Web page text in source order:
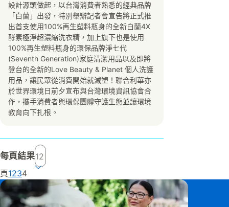
設計源頭做起，以台灣消費者熟悉的經典品牌
「白蘭」出發，特別舉辦記者會宣告將正式推
出首支使用100%再生塑料瓶身的全新白蘭4X
酵素極淨超濃縮洗衣精，加上旗下也是使用
100%再生塑料瓶身的環保品牌淨七代
(Seventh Generation)家庭清潔用品以及即將
登台的全新的Love Beauty & Planet 個人洗護
用品，讓民眾從消費開始就減塑！聯合利華亦
於世界環境日前夕宣布與台灣環境資訊協會合
作，攜手消費者與環保團體守護生態並讓環境
教育向下扎根。
每頁結果
頁123Current page, page
4